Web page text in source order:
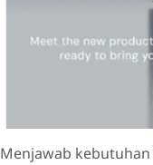
Menjawab